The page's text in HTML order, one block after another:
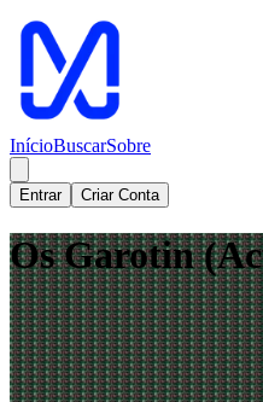
InícioBuscarSobre
Entrar Criar Conta
Os Garotin